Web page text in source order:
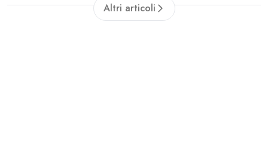
Altri articoli